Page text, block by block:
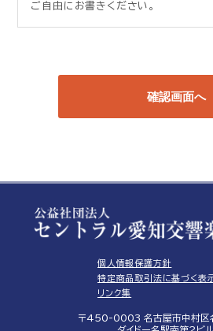
ご自由にお書きください。
個人情報保護方針
特定商品取引法に基づく表
リンク集
〒450-0003 名古屋市中村